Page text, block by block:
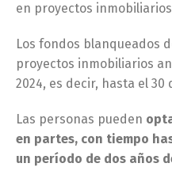
en proyectos
Los fondos blanqueados
proyectos inmobiliarios
2024, es decir, hasta el 30
Las personas pueden
en partes, con tiempo
un período de dos años